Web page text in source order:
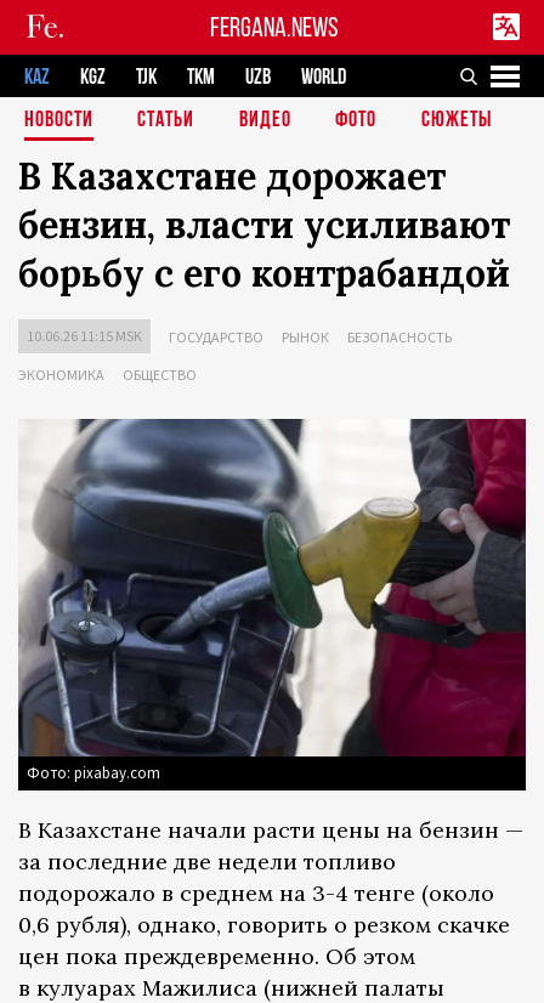
FERGANA.NEWS
KAZ KGZ TJK TKM UZB
WORLD
НОВОСТИ
СТАТЬИ ВИДЕО ФОТО СЮЖЕТЫ
В Казахстане дорожает
бензин, власти усиливают
борьбу с его контрабандой
10.06.26 11:15 MSK ГОСУДАРСТВО РЫНОК БЕЗОПАСНОСТЬ
ЭКОНОМИКА ОБЩЕСТВО
Фото: pixabay.com
В Казахстане начали расти цены на бензин —
за последние две недели топливо
подорожало в среднем на 3-4 тенге (около
0,6 рубля), однако, говорить о резком скачке
цен пока преждевременно. Об этом
в кулуарах Мажилиса (нижней палаты